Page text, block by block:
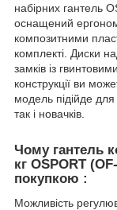
набірних гантель
оснащений
композитними
комплекті. Диски
замків із
конструкції ви
модель підійде
так і новачків.
Чому гантель
кг OSPORT
покупкою :
Можливість